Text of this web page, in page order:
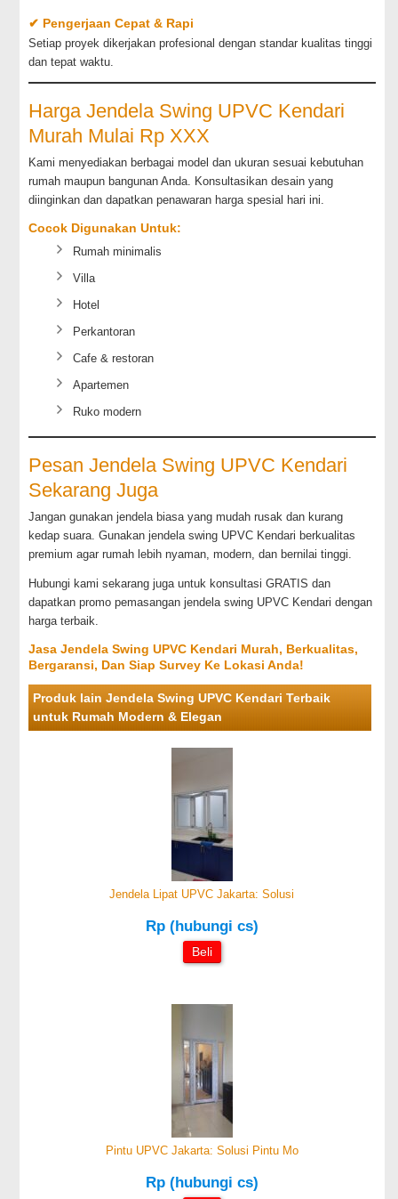
✔ Pengerjaan Cepat & Rapi
Setiap proyek dikerjakan profesional dengan standar kualitas tinggi
dan tepat waktu.
Harga Jendela Swing UPVC Kendari
Murah Mulai Rp XXX
Kami menyediakan berbagai model dan ukuran sesuai kebutuhan
rumah maupun bangunan Anda. Konsultasikan desain yang
diinginkan dan dapatkan penawaran harga spesial hari ini.
Cocok Digunakan Untuk:
Rumah minimalis
Villa
Hotel
Perkantoran
Cafe & restoran
Apartemen
Ruko modern
Pesan Jendela Swing UPVC Kendari
Sekarang Juga
Jangan gunakan jendela biasa yang mudah rusak dan kurang
kedap suara. Gunakan jendela swing UPVC Kendari berkualitas
premium agar rumah lebih nyaman, modern, dan bernilai tinggi.
Hubungi kami sekarang juga untuk konsultasi GRATIS dan
dapatkan promo pemasangan jendela swing UPVC Kendari dengan
harga terbaik.
Jasa Jendela Swing UPVC Kendari Murah, Berkualitas,
Bergaransi, Dan Siap Survey Ke Lokasi Anda!
Produk lain Jendela Swing UPVC Kendari Terbaik
untuk Rumah Modern & Elegan
Jendela Lipat UPVC Jakarta: Solusi
Rp (hubungi cs)
Beli
Pintu UPVC Jakarta: Solusi Pintu Mo
Rp (hubungi cs)